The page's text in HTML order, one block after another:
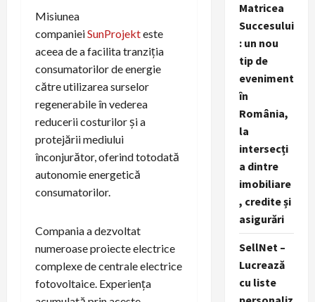
Misiunea
companieiSunProjekteste
aceea de a facilita tranziția
consumatorilor de energie
către utilizarea surselor
regenerabile în vederea
reducerii costurilor și a
protejării mediului
înconjurător, oferind totodată
autonomie energetică
consumatorilor.
Compania a dezvoltat
numeroase proiecte electrice
complexe de centrale electrice
fotovoltaice. Experiența
Matricea
Succesului
: un nou
tip de
eveniment
în
România,
la
intersecți
a dintre
imobiliare
, credite și
asigurări
SellNet –
Lucrează
cu liste